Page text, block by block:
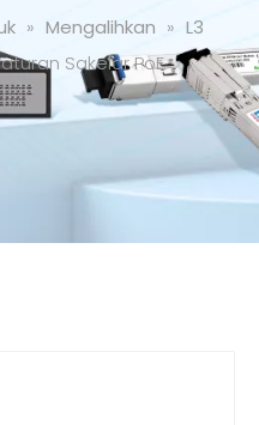
» Mengalihkan » L3
Sakelar PoE